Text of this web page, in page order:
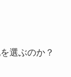
選ぶのか？